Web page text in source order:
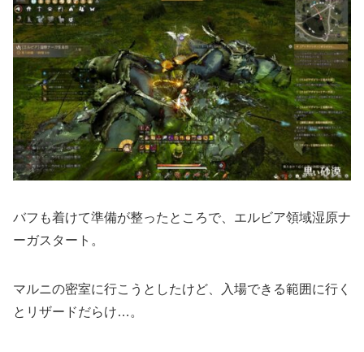
バフも着けて準備が整ったところで、エルビア領域湿原ナ
ーガスタート。
マルニの密室に行こうとしたけど、入場できる範囲に行く
とリザードだらけ…。